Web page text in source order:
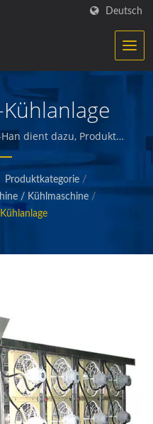
Deutsch
dient dazu, Produkte
zu kühlen. / Ding-
die Herstellung von
Wir entwerfen,
die zubereitete
herstellen und
Produktkategorie /
/ Kühlmaschine /